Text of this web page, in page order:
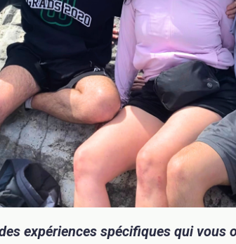
expériences spécifiques qui vous